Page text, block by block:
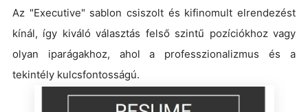
Az "Executive" sablon csiszolt és kifinomult elrendezést
kínál, így kiváló választás felső szintű pozíciókhoz vagy
olyan iparágakhoz, ahol a professzionalizmus és a
tekintély kulcsfontosságú.